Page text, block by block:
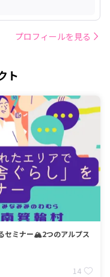
プロフィールを見る
ト
セミナー🏔2つのアルプス
14